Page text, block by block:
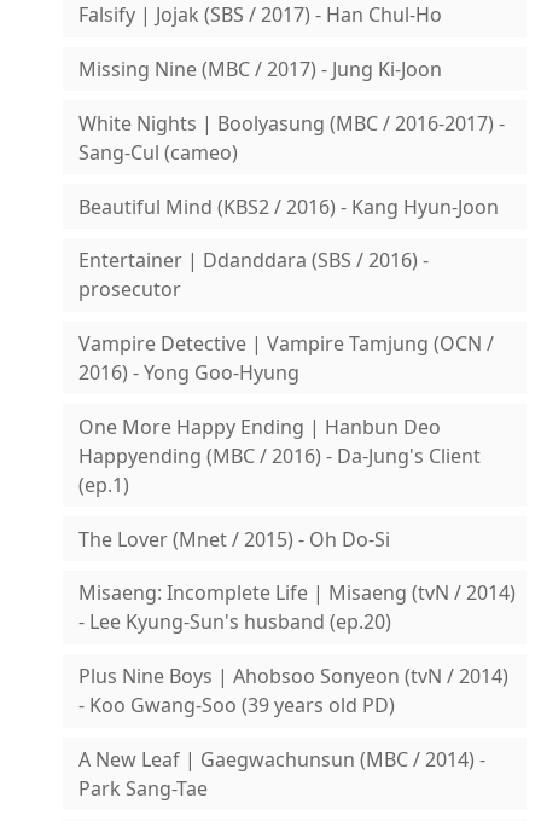
Falsify | Jojak (SBS / 2017) - Han Chul-Ho
Missing Nine (MBC / 2017) - Jung Ki-Joon
White Nights | Boolyasung (MBC / 2016-2017) -
Sang-Cul (cameo)
Beautiful Mind (KBS2 / 2016) - Kang Hyun-Joon
Entertainer | Ddanddara (SBS / 2016) -
prosecutor
Vampire Detective | Vampire Tamjung (OCN /
2016) - Yong Goo-Hyung
One More Happy Ending | Hanbun Deo
Happyending (MBC / 2016) - Da-Jung's Client
(ep.1)
The Lover (Mnet / 2015) - Oh Do-Si
Misaeng: Incomplete Life | Misaeng (tvN / 2014)
- Lee Kyung-Sun's husband (ep.20)
Plus Nine Boys | Ahobsoo Sonyeon (tvN / 2014)
- Koo Gwang-Soo (39 years old PD)
A New Leaf | Gaegwachunsun (MBC / 2014) -
Park Sang-Tae